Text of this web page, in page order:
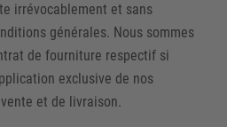
irrévocablement et sans
générales. Nous sommes
de fourniture respectif si
exclusive de nos
et de livraison.